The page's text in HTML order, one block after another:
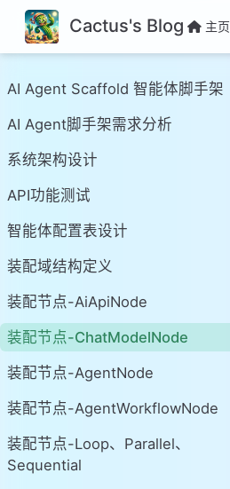
Cactus's Blog 主页
AI Agent Scaffold 智能体脚手架
AI Agent脚手架需求分析
系统架构设计
API功能测试
智能体配置表设计
装配域结构定义
装配节点-AiApiNode
装配节点-ChatModelNode
装配节点-AgentNode
装配节点-AgentWorkflowNode
装配节点-Loop、Parallel、
Sequential